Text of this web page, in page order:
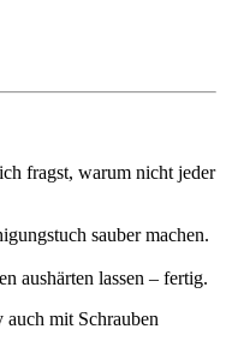
fragst, warum nicht jeder
sauber machen.
aushärten lassen – fertig.
mit Schrauben